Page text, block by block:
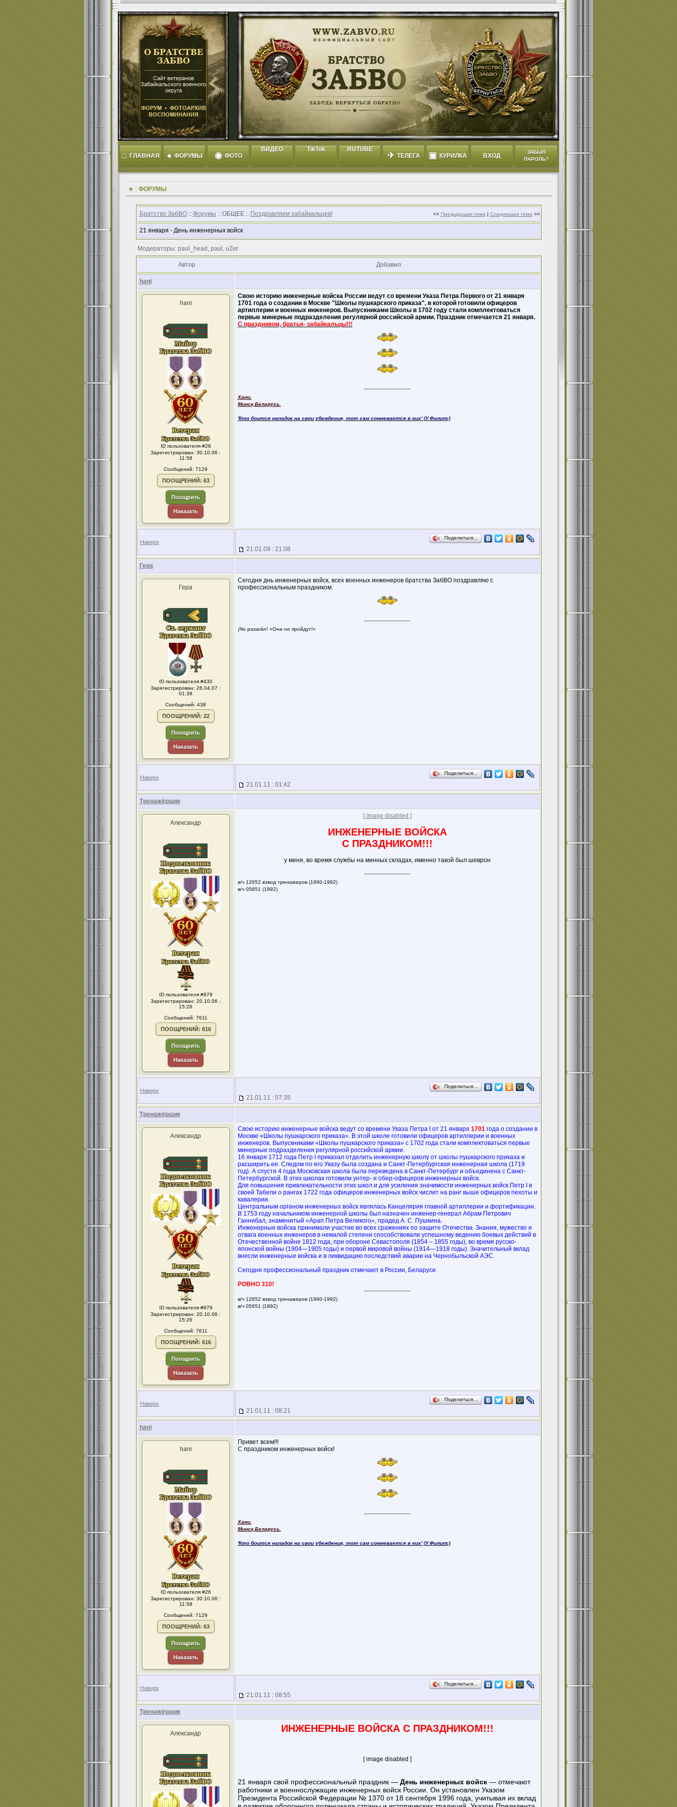
⌂ ГЛАВНАЯ ● ФОРУМЫ ◉ ФОТО
ВИДЕО TikTok RUTUBE
✈ ТЕЛЕГА ▣ КУРИЛКА ВХОД
ЗАБЫЛ
ПАРОЛЬ?
ФОРУМЫ
Братство ЗабВО:: Форумы :: ОБЩЕЕ :: Поздравляем забайкальцев! << Предыдущая тема | Следующая тема >>
21 января - День инженерных войск
Модераторы: paul_head, paul, uZer
Автор Добавил
hani
hani
ID пользователя #26
Зарегистрирован: 30.10.06 :
11:58
Сообщений: 7129
ПООЩРЕНИЙ: 63
Поощрить
Наказать
Свою историю инженерные войска России ведут со времени Указа Петра Первого от 21 января
1701 года о создании в Москве "Школы пушкарского приказа", в которой готовили офицеров
артиллерии и военных инженеров. Выпускниками Школы в 1702 году стали комплектоваться
первые минерные подразделения регулярной российской армии. Праздник отмечается 21 января.
C праздником, братья- забайкальцы!!!
Хани.
Минск,Беларусь.
'Кто боится нападок на свои убеждения, тот сам сомневается в них' (У.Филипс)
Наверх
Поделиться…
21.01.09 : 21:08
Гера
Гера
ID пользователя #430
Зарегистрирован: 26.04.07 :
01:39
Сообщений: 438
ПООЩРЕНИЙ: 22
Поощрить
Наказать
Сегодня днь инженерных войск, всех военных инженеров братства ЗабВО поздравляю с
профессиональным праздником.
¡No pasarán! «Они не пройдут!»
Наверх
Поделиться…
21.01.11 : 01:42
Тренажёрщик
Александр
ID пользователя #979
Зарегистрирован: 20.10.06 :
15:26
Сообщений: 7611
ПООЩРЕНИЙ: 616
Поощрить
Наказать
[ image disabled ]
ИНЖЕНЕРНЫЕ ВОЙСКА
С ПРАЗДНИКОМ!!!
у меня, во время службы на минных складах, именно такой был шеврон
в/ч 12652 взвод тренажеров (1990-1992)
в/ч 05651 (1992)
Наверх
Поделиться…
21.01.11 : 07:35
Тренажёрщик
Александр
ID пользователя #979
Зарегистрирован: 20.10.06 :
15:26
Сообщений: 7611
ПООЩРЕНИЙ: 616
Поощрить
Наказать
Свою историю инженерные войска ведут со времени Указа Петра I от 21 января 1701года о создании в
Москве «Школы пушкарского приказа». В этой школе готовили офицеров артиллерии и военных
инженеров. Выпускниками «Школы пушкарского приказа» с 1702 года стали комплектоваться первые
минерные подразделения регулярной российской армии.
16 января 1712 года Петр I приказал отделить инженерную школу от школы пушкарского приказа и
расширить ее. Следом по его Указу была создана и Санкт-Петербургская инженерная школа (1719
год). А спустя 4 года Московская школа была переведена в Санкт-Петербург и объединена с Санкт-
Петербургской. В этих школах готовили унтер- и обер-офицеров инженерных войск.
Для повышения привлекательности этих школ и для усиления значимости инженерных войск Петр I в
своей Табели о рангах 1722 года офицеров инженерных войск числит на ранг выше офицеров пехоты и
кавалерии.
Центральным органом инженерных войск являлась Канцелярия главной артиллерии и фортификации.
В 1753 году начальником инженерной школы был назначен инженер-генерал Абрам Петрович
Ганнибал, знаменитый «Арап Петра Великого», прадед А. С. Пушкина.
Инженерные войска принимали участие во всех сражениях по защите Отечества. Знания, мужество и
отвага военных инженеров в немалой степени способствовали успешному ведению боевых действий в
Отечественной войне 1812 года, при обороне Севастополя (1854 – 1855 годы), во время русско-
японской войны (1904—1905 годы) и первой мировой войны (1914—1918 годы). Значительный вклад
внесли инженерные войска и в ликвидацию последствий аварии на Чернобыльской АЭС.
Сегодня профессиональный праздник отмечают в России, Беларуси
РОВНО 310!
в/ч 12652 взвод тренажеров (1990-1992)
в/ч 05651 (1992)
Наверх
Поделиться…
21.01.11 : 08:21
hani
hani
ID пользователя #26
Зарегистрирован: 30.10.06 :
11:58
Сообщений: 7129
ПООЩРЕНИЙ: 63
Поощрить
Наказать
Привет всем!!!
С праздником инженерных войск!
Хани.
Минск,Беларусь.
'Кто боится нападок на свои убеждения, тот сам сомневается в них' (У.Филипс)
Наверх
Поделиться…
21.01.11 : 08:55
Тренажёрщик
Александр ИНЖЕНЕРНЫЕ ВОЙСКА С ПРАЗДНИКОМ!!!
[ image disabled ]
21 января свой профессиональный праздник — День инженерных войск— отмечают
работники и военнослужащие инженерных войск России. Он установлен Указом
Президента Российской Федерации № 1370 от 18 сентября 1996 года, учитывая их вклад